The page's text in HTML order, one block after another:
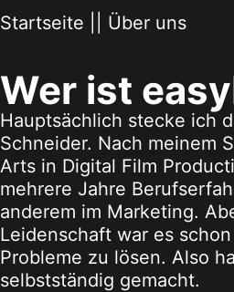
Startseite
Über uns
Wer ist
Hauptsächlich stecke ich
Schneider. Nach meinem
Arts in Digital Film
mehrere Jahre
anderem im Marketing.
Leidenschaft war es
Probleme zu lösen. Also
selbstständig gemacht.